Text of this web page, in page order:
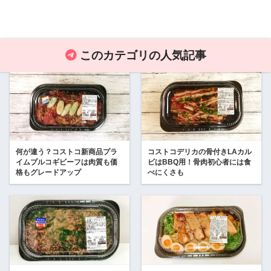
このカテゴリの人気記事
何が違う？コストコ新商品プラ
イムプルコギビーフは肉質も価
格もグレードアップ
コストコデリカの骨付きLAカル
ビはBBQ用！骨肉初心者には食
べにくさも